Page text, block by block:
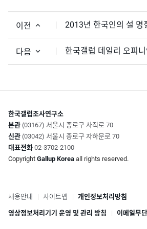
이전 2013년 한국인의 설 명
다음 한국갤럽 데일리 오피니언 제51호(2013년 1월 4
채용안내 사이트맵 개인정보처리방침
영상정보처리기기 운영 및 관리 방침 이메일무
한국갤럽조사연구소
본관 (03167) 서울시 종로구 사직로 70
신관 (03042) 서울시 종로구 자하문로 70
대표전화 02-3702-2100
Copyright Gallup Korea all rights reserved.